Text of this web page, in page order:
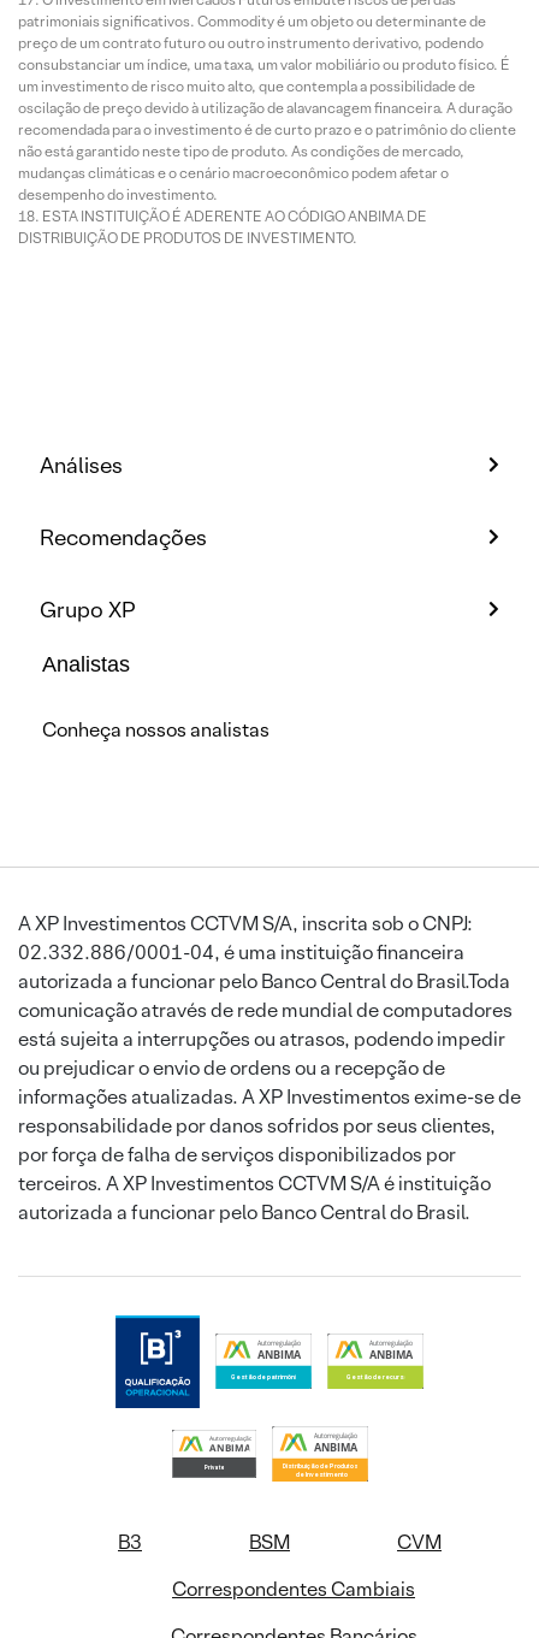
patrimoniais significativos. Commodity é um objeto ou determinante de
preço de um contrato futuro ou outro instrumento derivativo, podendo
consubstanciar um índice, uma taxa, um valor mobiliário ou produto físico. É
um investimento de risco muito alto, que contempla a possibilidade de
oscilação de preço devido à utilização de alavancagem financeira. A duração
recomendada para o investimento é de curto prazo e o patrimônio do cliente
não está garantido neste tipo de produto. As condições de mercado,
mudanças climáticas e o cenário macroeconômico podem afetar o
desempenho do investimento.
ESTA INSTITUIÇÃO É ADERENTE AO CÓDIGO ANBIMA DE
DISTRIBUIÇÃO DE PRODUTOS DE INVESTIMENTO.
Análises
Recomendações
Grupo XP
Analistas
Conheça nossos analistas
A XP Investimentos CCTVM S/A, inscrita sob o CNPJ:
02.332.886/0001-04, é uma instituição financeira
autorizada a funcionar pelo Banco Central do Brasil.Toda
comunicação através de rede mundial de computadores
está sujeita a interrupções ou atrasos, podendo impedir
ou prejudicar o envio de ordens ou a recepção de
informações atualizadas. A XP Investimentos exime-se de
responsabilidade por danos sofridos por seus clientes,
por força de falha de serviços disponibilizados por
terceiros. A XP Investimentos CCTVM S/A é instituição
autorizada a funcionar pelo Banco Central do Brasil.
B3 BSM
CVM
Correspondentes Cambiais